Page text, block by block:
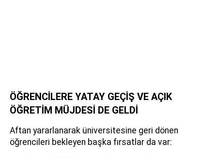
ÖĞRENCİLERE YATAY GEÇİŞ VE AÇIK
ÖĞRETİM MÜJDESİ DE GELDİ
Aftan yararlanarak üniversitesine geri dönen
öğrencileri bekleyen başka fırsatlar da var: